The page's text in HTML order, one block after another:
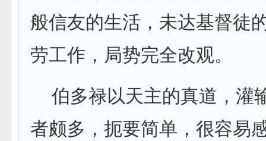
般信友的生活，未达基督徒
劳工作，局势完全改观。
伯多禄以天主的真道，灌
者颇多，扼要简单，很容易